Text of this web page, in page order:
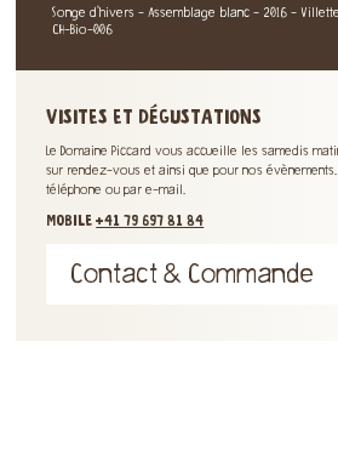
Songe d'hivers - Assemblage blanc - 2016 - Villette
CH-Bio-006
VISITES ET DÉGUSTATIONS
Le Domaine Piccard vous accueille les samedis
sur rendez-vous et ainsi que pour nos
téléphone ou par e-mail.
MOBILE+41 79 697 81 84
Contact & Commande